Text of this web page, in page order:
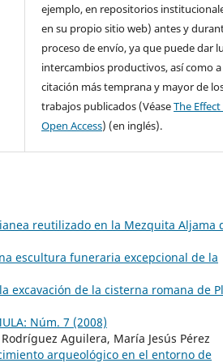
ejemplo, en repositorios
en su propio sitio web) antes y
proceso de envío, ya que puede dar
intercambios productivos, así como
citación más temprana y mayor de
trabajos publicados (VéaseThe
Open Access) (en inglés).
reutilizado en la Mezquita Aljama
escultura funeraria excepcional de la
excavación de la cisterna romana de
Núm. 7 (2008)
Aguilera, María Jesús Pérez
arqueológico en el entorno de